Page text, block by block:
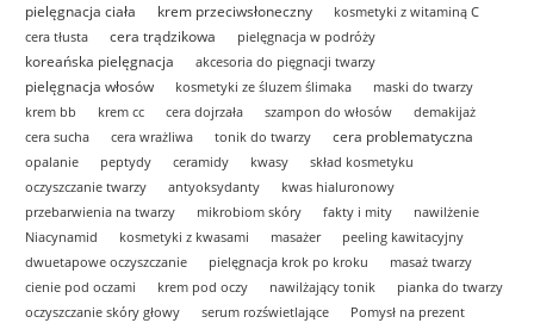
pielęgnacja ciała krem przeciwsłoneczny
kosmetyki z witaminą C
cera tłusta
cera trądzikowa pielęgnacja w podróży
koreańska pielęgnacja akcesoria do pięgnacji twarzy
pielęgnacja włosów kosmetyki ze śluzem ślimaka
maski do twarzy
krem bb
krem cc cera dojrzała szampon do włosów
demakijaż
cera sucha
cera wrażliwa tonik do twarzy cera problematyczna
opalanie peptydy ceramidy kwasy
skład kosmetyku
oczyszczanie twarzy
antyoksydanty
kwas hialuronowy
przebarwienia na twarzy
mikrobiom skóry fakty i mity
nawilżenie
Niacynamid
kosmetyki z kwasami masażer
peeling kawitacyjny
dwuetapowe oczyszczanie
pielęgnacja krok po kroku
masaż twarzy
cienie pod oczami
krem pod oczy nawilżający tonik
pianka do twarzy
oczyszczanie skóry głowy
serum rozświetlające
Pomysł na prezent